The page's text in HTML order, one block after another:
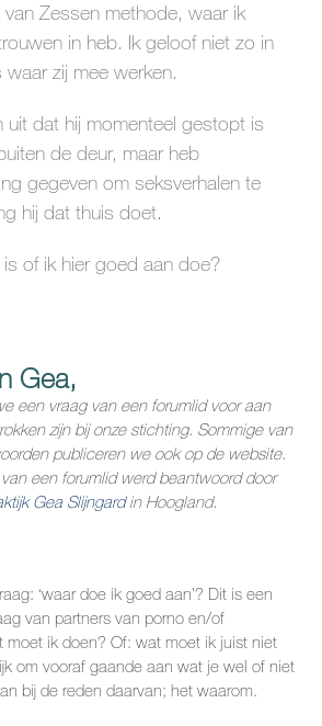
van Zessen methode, waar ik
in heb. Ik geloof niet zo in
waar zij mee werken.
uit dat hij momenteel gestopt is
de deur, maar heb
gegeven om seksverhalen te
hij dat thuis doet.
is of ik hier goed aan doe?
Gea,
een vraag van een forumlid voor aan
zijn bij onze stichting. Sommige van
publiceren we ook op de website.
een forumlid werd beantwoord door
Gea Slijngardin Hoogland.
‘waar doe ik goed aan’? Dit is een
van partners van porno en/of
moet ik doen? Of: wat moet ik juist niet
om vooraf gaande aan wat je wel of niet
bij de reden daarvan; het waarom.